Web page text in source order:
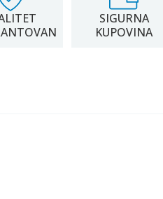
SIGURNA
KUPOVINA